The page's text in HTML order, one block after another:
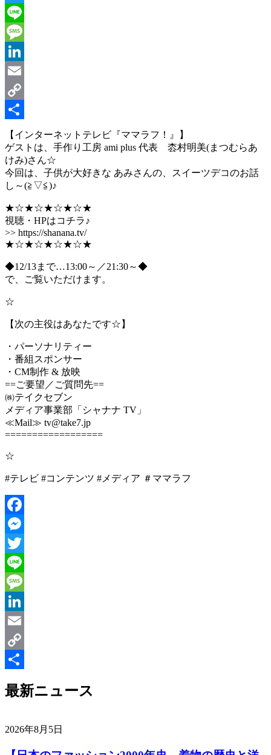
Twitter
Line
Message
LinkedIn
Email
Copy
Link
共
有
【インターネットテレビ『ママラフ！』】
ゲストは、手作り工房 ami plus 代表 枩村明美(まつむらあ
けみ)さん☆
今回は、子供が大好きな あみさんの、スイーツデコのお話
し～(≧▽≦)♪
★☆★☆★☆★☆★
視聴・HPはコチラ♪
>> https://shanana.tv/
★☆★☆★☆★☆★
◆12/13まで…13:00～／21:30～◆
で、ご覧いただけます。
☆
【次の主役はあなたです☆】
・パーソナリティー
・番組スポンサー
・CM制作 & 放映
==ご要望／ご質問先==
㈱テイクセブン
メディア事業部「シャナナ TV」
≪Mail≫ tv@take7.jp
==================
☆
#テレビ #コンテンツ #メディア ＃ママラフ
最新ニュース
2026年8月5日